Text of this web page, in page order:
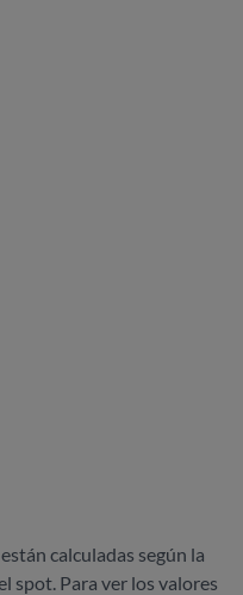
calculadas según la
spot. Para ver los valores